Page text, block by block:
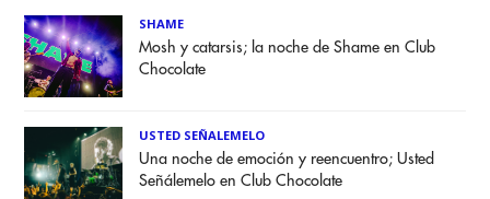
SHAME
Mosh y catarsis; la noche de Shame en Club
Chocolate
USTED SEÑALEMELO
Una noche de emoción y reencuentro; Usted
Señálemelo en Club Chocolate